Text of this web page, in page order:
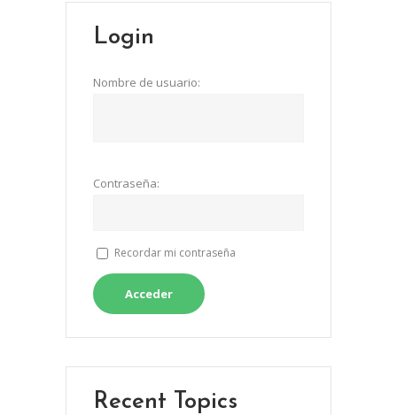
Login
Nombre de usuario:
Contraseña:
Recordar mi contraseña
Acceder
Recent Topics